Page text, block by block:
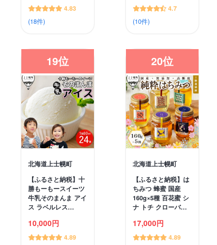
4.83
(18件)
4.7
(10件)
19位
北海道上士幌町
【ふるさと納税】十
勝もーもースイーツ
牛乳そのまんま アイ
ス ラベルレス…
10,000円
4.89
20位
北海道上士幌町
【ふるさと納税】は
ちみつ 蜂蜜 国産
160g×5種 百花蜜 シ
ナ トチ クローバ…
17,000円
4.89